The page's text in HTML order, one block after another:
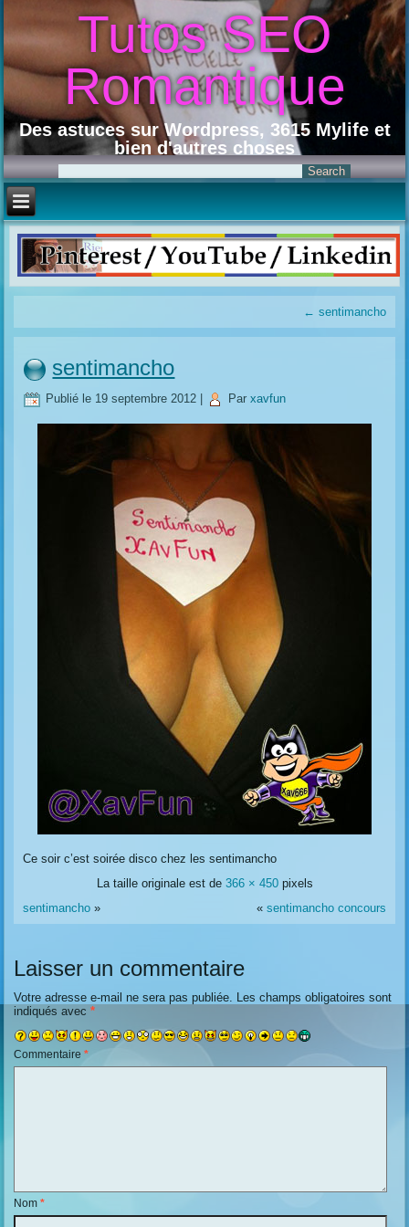
Tutos SEO
Romantique
Des astuces sur Wordpress, 3615 Mylife et
bien d'autres choses
← sentimancho
sentimancho
Publié le 19 septembre 2012 Par xavfun
Ce soir c’est soirée disco chez les sentimancho
La taille originale est de 366 × 450pixels
sentimancho » « sentimancho concours
Laisser un commentaire
Votre adresse e-mail ne sera pas publiée. Les champs obligatoires sont
indiqués avec*
Commentaire*
Nom*